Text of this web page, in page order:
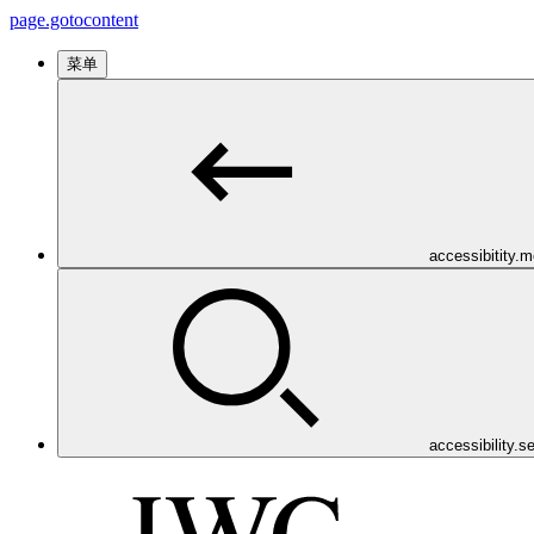
page.gotocontent
菜单